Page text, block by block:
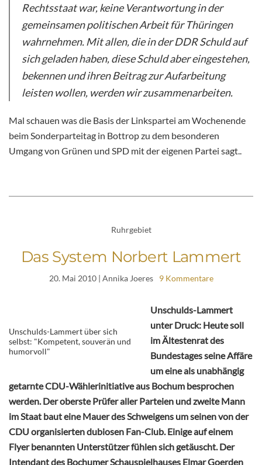
Rechtsstaat war, keine Verantwortung in der
gemeinsamen politischen Arbeit für Thüringen
wahrnehmen. Mit allen, die in der DDR Schuld auf
sich geladen haben, diese Schuld aber eingestehen,
bekennen und ihren Beitrag zur Aufarbeitung
leisten wollen, werden wir zusammenarbeiten.
Mal schauen was die Basis der Linkspartei am Wochenende
beim Sonderparteitag in Bottrop zu dem besonderen
Umgang von Grünen und SPD mit der eigenen Partei sagt..
Ruhrgebiet
Das System Norbert Lammert
20. Mai 2010| Annika Joeres 9 Kommentare
Unschulds-Lammert über sich
selbst: "Kompetent, souverän und
humorvoll"
Unschulds-Lammert
unter Druck: Heute soll
im Ältestenrat des
Bundestages seine Affäre
um eine als unabhängig
getarnte CDU-Wählerinitiative aus Bochum besprochen
werden. Der oberste Prüfer aller Parteien und zweite Mann
im Staat baut eine Mauer des Schweigens um seinen von der
CDU organisierten dubiosen Fan-Club. Einige auf einem
Flyer benannten Unterstützer fühlen sich getäuscht. Der
Intendant des Bochumer Schauspielhauses Elmar Goerden